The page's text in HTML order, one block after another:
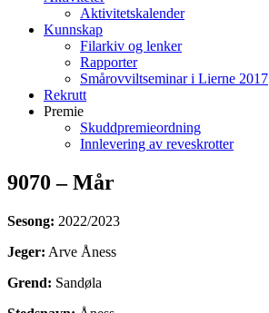
Aktivitetskalender
Kunnskap
Filarkiv og lenker
Rapporter
Smårovviltseminar i Lierne 2017
Rekrutt
Premie
Skuddpremieordning
Innlevering av reveskrotter
9070 – Mår
Sesong: 2022/2023
Jeger: Arve Åness
Grend: Sandøla